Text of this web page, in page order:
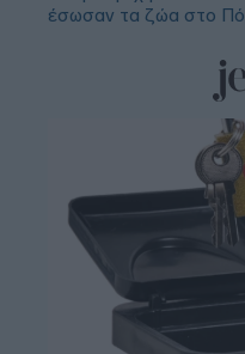
έσωσαν τα ζώα στο